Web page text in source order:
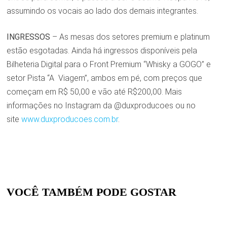
assumindo os vocais ao lado dos demais integrantes.
INGRESSOS – As mesas dos setores premium e platinum
estão esgotadas. Ainda há ingressos disponíveis pela
Bilheteria Digital para o Front Premium “Whisky a GOGO” e
setor Pista “A Viagem”, ambos em pé, com preços que
começam em R$ 50,00 e vão até R$200,00. Mais
informações no Instagram da @duxproducoes ou no
site www.duxproducoes.com.br.
VOCÊ TAMBÉM PODE GOSTAR